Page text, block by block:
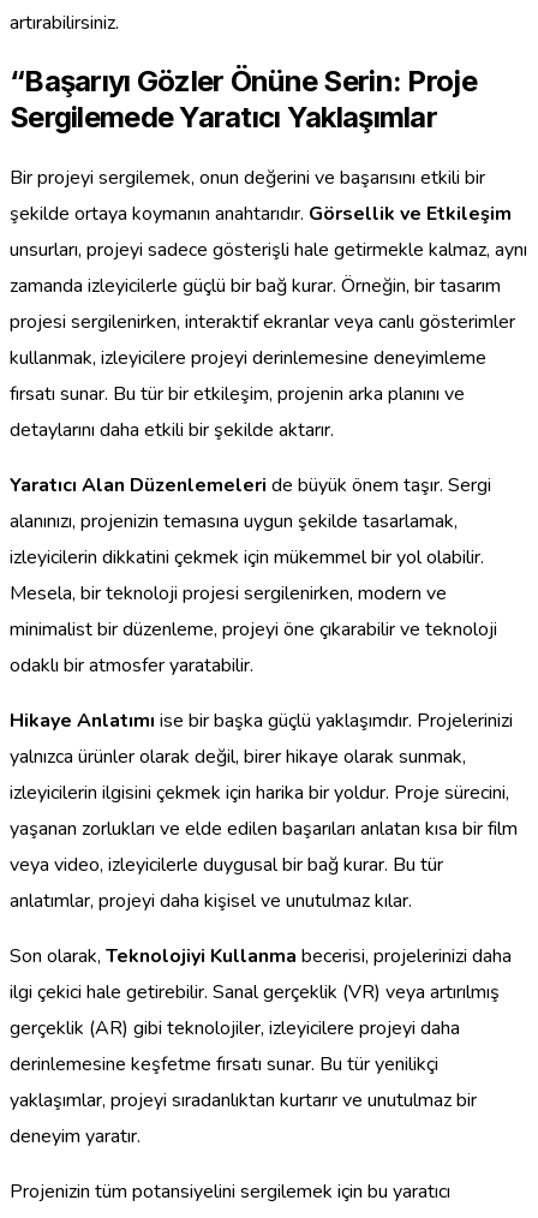
artırabilirsiniz.
“Başarıyı Gözler Önüne Serin: Proje
Sergilemede Yaratıcı Yaklaşımlar
Bir projeyi sergilemek, onun değerini ve başarısını etkili bir
şekilde ortaya koymanın anahtarıdır. Görsellik ve Etkileşim
unsurları, projeyi sadece gösterişli hale getirmekle kalmaz, aynı
zamanda izleyicilerle güçlü bir bağ kurar. Örneğin, bir tasarım
projesi sergilenirken, interaktif ekranlar veya canlı gösterimler
kullanmak, izleyicilere projeyi derinlemesine deneyimleme
fırsatı sunar. Bu tür bir etkileşim, projenin arka planını ve
detaylarını daha etkili bir şekilde aktarır.
Yaratıcı Alan Düzenlemeleri de büyük önem taşır. Sergi
alanınızı, projenizin temasına uygun şekilde tasarlamak,
izleyicilerin dikkatini çekmek için mükemmel bir yol olabilir.
Mesela, bir teknoloji projesi sergilenirken, modern ve
minimalist bir düzenleme, projeyi öne çıkarabilir ve teknoloji
odaklı bir atmosfer yaratabilir.
Hikaye Anlatımı ise bir başka güçlü yaklaşımdır. Projelerinizi
yalnızca ürünler olarak değil, birer hikaye olarak sunmak,
izleyicilerin ilgisini çekmek için harika bir yoldur. Proje sürecini,
yaşanan zorlukları ve elde edilen başarıları anlatan kısa bir film
veya video, izleyicilerle duygusal bir bağ kurar. Bu tür
anlatımlar, projeyi daha kişisel ve unutulmaz kılar.
Son olarak, Teknolojiyi Kullanma becerisi, projelerinizi daha
ilgi çekici hale getirebilir. Sanal gerçeklik (VR) veya artırılmış
gerçeklik (AR) gibi teknolojiler, izleyicilere projeyi daha
derinlemesine keşfetme fırsatı sunar. Bu tür yenilikçi
yaklaşımlar, projeyi sıradanlıktan kurtarır ve unutulmaz bir
deneyim yaratır.
Projenizin tüm potansiyelini sergilemek için bu yaratıcı